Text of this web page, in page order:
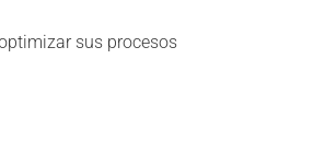
sus procesos